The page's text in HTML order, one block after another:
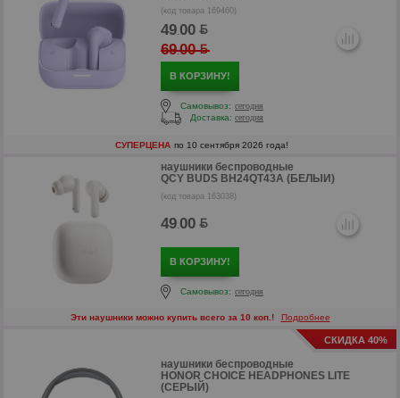
(код товара 169460)
49.00
69.00
В КОРЗИНУ!
Самовывоз: сегодня
Доставка: сегодня
СУПЕРЦЕНА по 10 сентября 2026 года!
наушники беспроводные
QCY BUDS BH24QT43A (БЕЛЫЙ)
(код товара 163038)
49.00
В КОРЗИНУ!
Самовывоз: сегодня
Эти наушники можно купить всего за 10 коп.! Подробнее
СКИДКА 40%
наушники беспроводные
HONOR CHOICE HEADPHONES LITE
(СЕРЫЙ)